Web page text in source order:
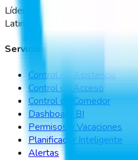
Líderes en gestión de
Latinoamérica.
Servicios
Control de Asistencia
Control de Acceso
Control de Comedor
Dashboard BI
Permisos y Vacaciones
Planificador Inteligente
Alertas